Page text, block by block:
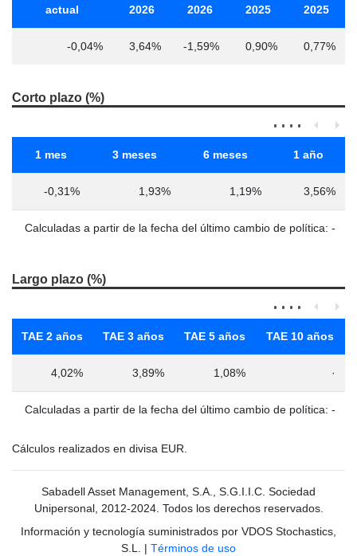
actual
2026
2026
2025
2025
-0,04% 3,64% -1,59% 0,90% 0,77%
Corto plazo (%)
1 mes 3 meses 6 meses 1 año
Calculadas a partir de la fecha del último cambio de política: -
-0,31% 1,93% 1,19% 3,56%
Largo plazo (%)
TAE 2 años TAE 3 años TAE 5 años TAE 10 años
Calculadas a partir de la fecha del último cambio de política: -
4,02% 3,89% 1,08% ·
Cálculos realizados en divisa EUR.
Sabadell Asset Management, S.A., S.G.I.I.C. Sociedad
Unipersonal, 2012-2024. Todos los derechos reservados.
Información y tecnología suministrados por VDOS Stochastics,
S.L. | Términos de uso